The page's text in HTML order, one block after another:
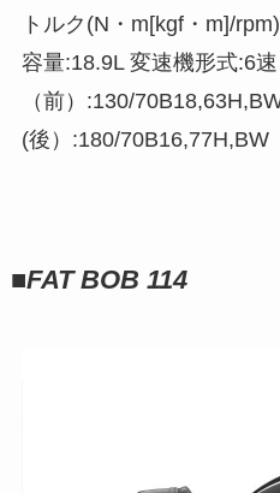
トルク(N・m[kgf・m]/
容量:18.9L 変速機形式:6
（前）:130/
(後）:180/70B16,77H,BW
■FAT BOB 114